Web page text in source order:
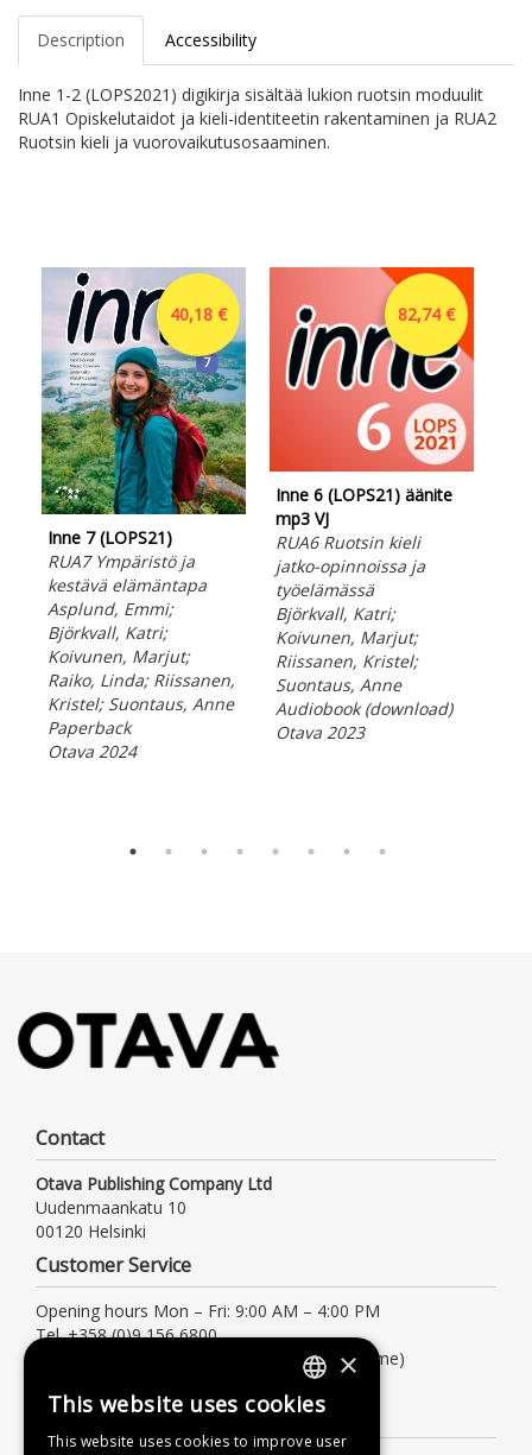
Description Accessibility
Inne 1-2 (LOPS2021) digikirja sisältää lukion ruotsin moduulit
RUA1 Opiskelutaidot ja kieli-identiteetin rakentaminen ja RUA2
Ruotsin kieli ja vuorovaikutusosaaminen.
40,18 €
Inne 7 (LOPS21)
RUA7 Ympäristö ja
kestävä elämäntapa
Asplund, Emmi;
Björkvall, Katri;
Koivunen, Marjut;
Raiko, Linda; Riissanen,
Kristel; Suontaus, Anne
Paperback
Otava 2024
82,74 €
Inne 6 (LOPS21) äänite
mp3 VJ
RUA6 Ruotsin kieli
jatko-opinnoissa ja
työelämässä
Björkvall, Katri;
Koivunen, Marjut;
Riissanen, Kristel;
Suontaus, Anne
Audiobook (download)
Otava 2023
Contact
Otava Publishing Company Ltd
Uudenmaankatu 10
00120 Helsinki
Customer Service
Opening hours Mon – Fri: 9:00 AM – 4:00 PM
Tel. +358 (0)9 156 6800
(local/mobile network charge, also waiting time)
Information FINNISH
SWEDISH
×
This website uses cookies
This website uses cookies to improve user